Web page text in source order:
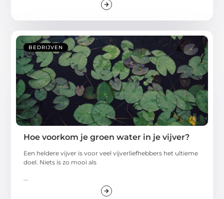
BEDRIJVEN
Hoe voorkom je groen water in je vijver?
Een heldere vijver is voor veel vijverliefhebbers het ultieme
doel. Niets is zo mooi als
...